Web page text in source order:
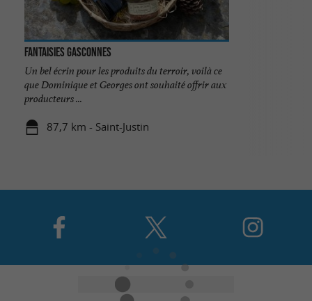
Fantaisies Gasconnes
Un bel écrin pour les produits du terroir, voilà ce
que Dominique et Georges ont souhaité offrir aux
producteurs ...
87,7 km - Saint-Justin